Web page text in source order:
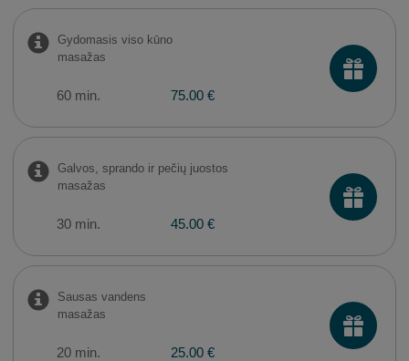
Gydomasis viso kūno
masažas
60 min. 75.00 €
Galvos, sprando ir pečių juostos
masažas
30 min. 45.00 €
Sausas vandens
masažas
20 min. 25.00 €